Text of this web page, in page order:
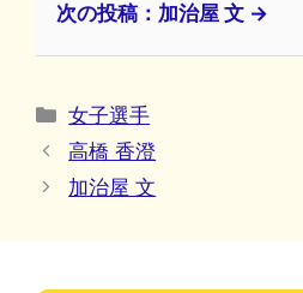
次の投稿：加治屋 文 →
カ
テ
リ
女子選手
高橋 香澄
加治屋 文